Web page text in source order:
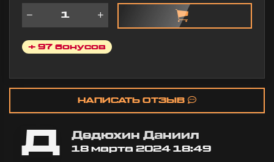
Серая»
любимого
стримера!
подарок
человеку
+ 97 бонусов
НАПИСАТЬ ОТЗЫВ
Д Дедюхин Даниил
18 марта 2024 18:49